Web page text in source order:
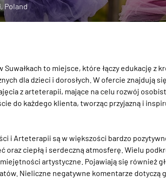
Poland
to miejsce, które łączy edukację z
dla dzieci i dorosłych. W ofercie znajdują
z arteterapii, mające na celu rozwój
do każdego klienta, tworząc przyjazną i
i Arteterapii są w większości bardzo
oraz ciepłą i serdeczną atmosferę. Wielu
artystyczne. Pojawiają się również
Nieliczne negatywne komentarze dotyczą